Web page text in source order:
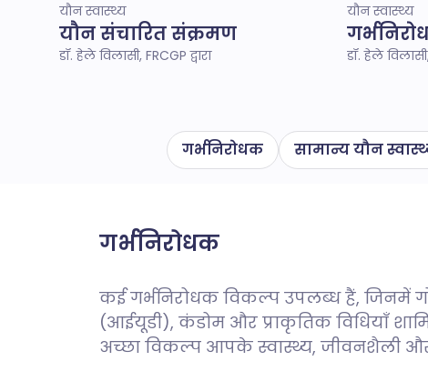
गर्भनिरोधक सामान्य यौन
यौन स्वास्थ्य
यौन संचारित संक्रमण
डॉ. हेले विलासी, FRCGP द्वारा
यौन स्वास्थ्य
डॉ. हेले विलासी,
गर्भनिरोधक
कई गर्भनिरोधक विकल्प उपलब्ध हैं, जिनमें
(आईयूडी), कंडोम और प्राकृतिक विधियाँ
अच्छा विकल्प आपके स्वास्थ्य, जीवनशैली और